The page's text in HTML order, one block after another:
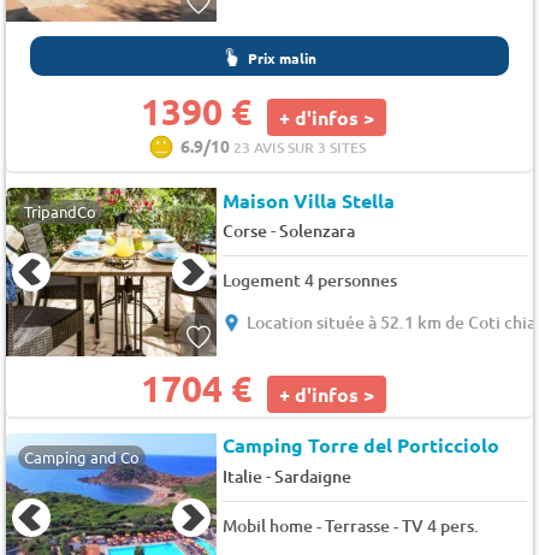
Prix malin
1390 € + d'infos >
6.9/10 23 AVIS SUR 3 SITES
TripandCo Maison Villa Stella
Corse-Solenzara
Logement 4 personnes
Location située à 52.1 km de Coti
1704 € + d'infos >
Camping and Co Camping Torre del Porticciolo
Italie-Sardaigne
Mobil home - Terrasse - TV 4 pers.